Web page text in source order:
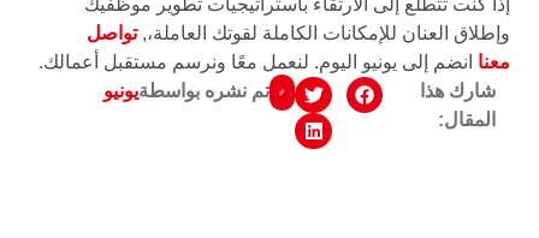
إذا كنت تتطلع إلى الارتقاء باستراتيجيات تطوير موظفيك
وإطلاق العنان للإمكانات الكاملة لقوتك العاملة،,تواصل
معنا انضم إلى يونيو اليوم. لنعمل معًا ونرسم مستقبل أعمالك.
تم نشره بواسطةيونيو
شارك هذا
المقال: